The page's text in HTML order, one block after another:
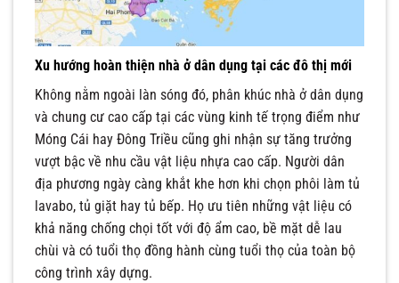
Xu hướng hoàn thiện nhà ở dân dụng tại các đô thị mới
Không nằm ngoài làn sóng đó, phân khúc nhà ở dân dụng
và chung cư cao cấp tại các vùng kinh tế trọng điểm như
Móng Cái hay Đông Triều cũng ghi nhận sự tăng trưởng
vượt bậc về nhu cầu vật liệu nhựa cao cấp. Người dân
địa phương ngày càng khắt khe hơn khi chọn phôi làm tủ
lavabo, tủ giặt hay tủ bếp. Họ ưu tiên những vật liệu có
khả năng chống chọi tốt với độ ẩm cao, bề mặt dễ lau
chùi và có tuổi thọ đồng hành cùng tuổi thọ của toàn bộ
công trình xây dựng.